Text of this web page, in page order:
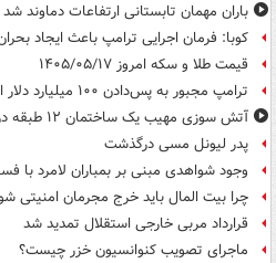
باران مهمان تابستانی ارتفاعات دماوند شد
کوبا: فرمان اجرایی ترامپ باعث ایجاد
قیمت طلا و سکه امروز ۱۴۰۵/۰۵/۱۷
ترامپ مجبور به پس‌دادن ۱۰۰ میلیارد دلار از پول تعرفه‌ها شد
آتش سوزی مهیب یک ساختمان ۱۲ طبقه در جاکارتا
پدر لیونل مسی درگذشت
وجود شواهدی مبنی بر بمباران لامرد با
چرا بیت المال باید خرج مجرمان امنیتی
قرارداد مربی خارجی استقلال تمدید شد
ماجرای تصویب کنوانسیون خزر چیست؟